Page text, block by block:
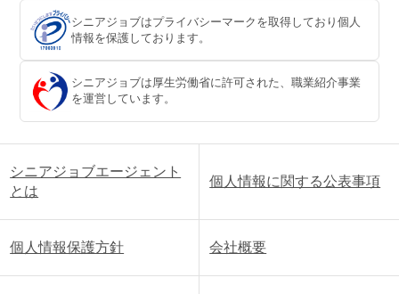
シニアジョブはプライバシーマークを取得しており個人
情報を保護しております。
シニアジョブは厚生労働省に許可された、職業紹介事業
を運営しています。
シニアジョブエージェント
とは
個人情報に関する公表事項
個人情報保護方針 会社概要